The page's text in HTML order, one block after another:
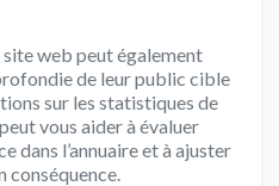
web peut également
de leur public cible
sur les statistiques de
vous aider à évaluer
dans l’annuaire et à ajuster
conséquence.